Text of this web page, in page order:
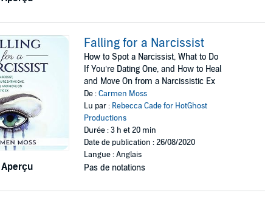
Aperçu
Falling for a Narcissist
How to Spot a Narcissist, What to Do
If You’re Dating One, and How to Heal
and Move On from a Narcissistic Ex
De :Carmen Moss
Lu par : Rebecca Cade for HotGhost
Productions
Durée : 3 h et 20 min
Date de publication : 26/08/2020
Langue : Anglais
Pas de notations